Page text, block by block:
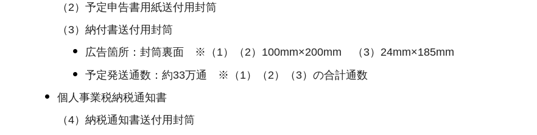
（2）予定申告書用紙送付用封筒
（3）納付書送付用封筒
広告箇所：封筒裏面 ※（1）（2）100mm×200mm （3）24mm×185mm
予定発送通数：約33万通 ※（1）（2）（3）の合計通数
個人事業税納税通知書
（4）納税通知書送付用封筒